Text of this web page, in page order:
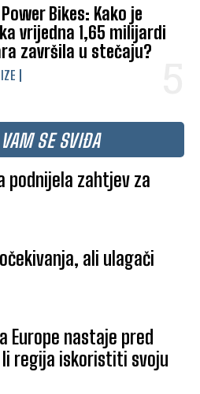
Power Bikes: Kako je
vrijedna 1,65 milijardi
završila u stečaju?
SE SVIĐA
podnijela zahtjev za
ali ulagači
Europe nastaje pred
li regija iskoristiti svoju